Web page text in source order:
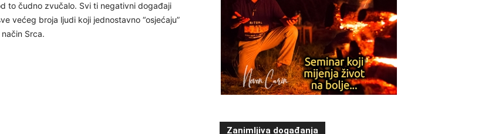
to čudno zvučalo. Svi ti negativni događaji
većeg broja ljudi koji jednostavno “osjećaju”
Srca.
Zanimljiva događanja